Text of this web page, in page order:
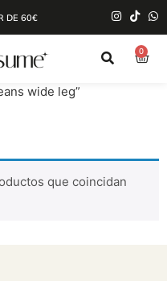
DE 60€
0
wide leg”
que coincidan